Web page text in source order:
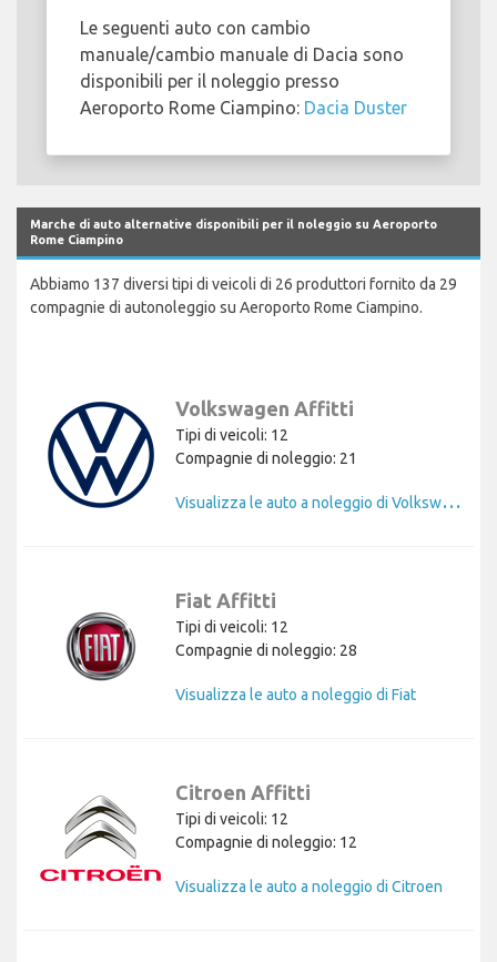
Le seguenti auto con cambio
manuale/cambio manuale di Dacia sono
disponibili per il noleggio presso
Aeroporto Rome Ciampino: Dacia Duster
Marche di auto alternative disponibili per il noleggio su Aeroporto
Rome Ciampino
Abbiamo 137 diversi tipi di veicoli di 26 produttori fornito da 29
compagnie di autonoleggio su Aeroporto Rome Ciampino.
Volkswagen Affitti
Tipi di veicoli: 12
Compagnie di noleggio: 21
V
isualizza le auto a noleggio di Volkswagen
Fiat Affitti
Tipi di veicoli: 12
Compagnie di noleggio: 28
Visualizza le auto a noleggio di Fiat
Citroen Affitti
Tipi di veicoli: 12
Compagnie di noleggio: 12
Visualizza le auto a noleggio di Citroen